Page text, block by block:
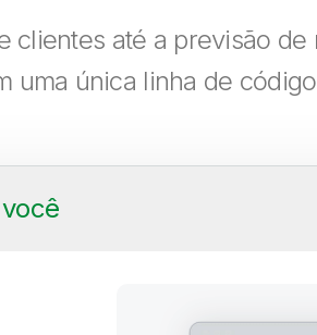
clientes até a previsão
uma única linha de